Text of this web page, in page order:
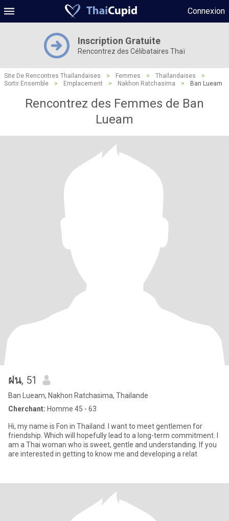
Connexion
Inscription Gratuite
Rencontrez des Célibataires Thaï
Site De Rencontres Thaïlandaises > Femmes > Thaïlandaises
>
Sortir Ensemble
> Emplacement > Nakhon Ratchasima > Ban Lueam
Rencontrez des Femmes de Ban
Lueam
ฝน, 51
Ban Lueam, Nakhon Ratchasima, Thailande
Cherchant: Homme 45 - 63
Hi, my name is Fon in Thailand. I want to meet gentlemen for
friendship. Which will hopefully lead to a long-term commitment. I
am a Thai woman who is sweet, gentle and understanding. If you
are interested in getting to know me and developing a relat